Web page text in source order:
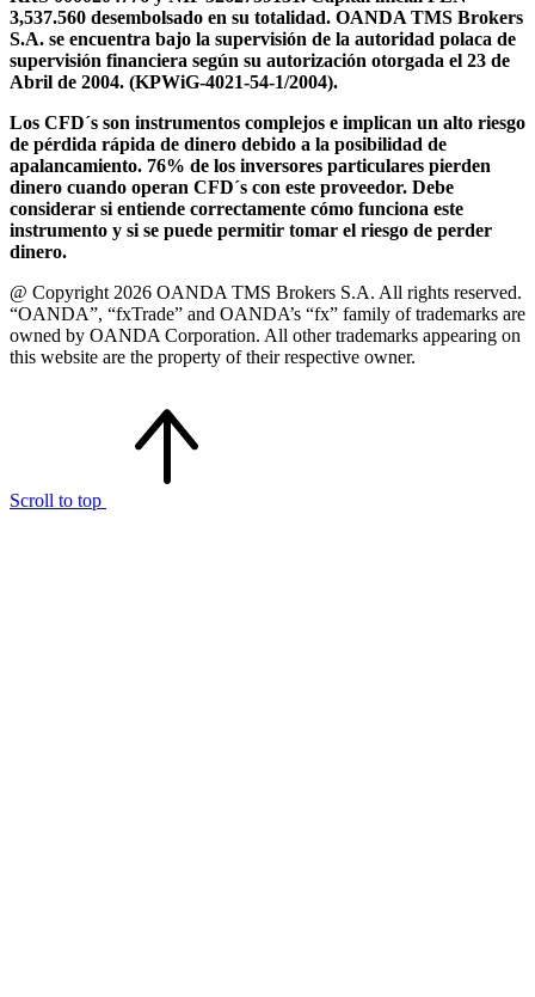
3,537.560 desembolsado en su totalidad. OANDA TMS Brokers
S.A. se encuentra bajo la supervisión de la autoridad polaca de
supervisión financiera según su autorización otorgada el 23 de
Abril de 2004. (KPWiG-4021-54-1/2004).
Los CFD´s son instrumentos complejos e implican un alto riesgo
de pérdida rápida de dinero debido a la posibilidad de
apalancamiento. 76% de los inversores particulares pierden
dinero cuando operan CFD´s con este proveedor. Debe
considerar si entiende correctamente cómo funciona este
instrumento y si se puede permitir tomar el riesgo de perder
dinero.
@ Copyright 2026 OANDA TMS Brokers S.A. All rights reserved.
“OANDA”, “fxTrade” and OANDA’s “fx” family of trademarks are
owned by OANDA Corporation. All other trademarks appearing on
this website are the property of their respective owner.
Scroll to top